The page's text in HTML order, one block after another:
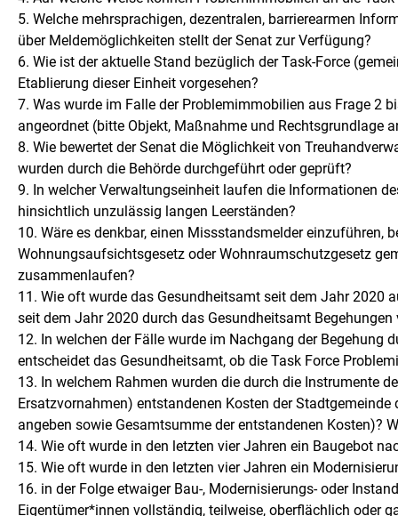
5. Welche mehrsprachigen, dezentralen, barrierearmen
über Meldemöglichkeiten stellt der Senat zur Verfügung?
6. Wie ist der aktuelle Stand bezüglich der Task-Force
Etablierung dieser Einheit vorgesehen?
7. Was wurde im Falle der Problemimmobilien aus Frage 2
angeordnet (bitte Objekt, Maßnahme und Rechtsgrundlage
8. Wie bewertet der Senat die Möglichkeit von
wurden durch die Behörde durchgeführt oder geprüft?
9. In welcher Verwaltungseinheit laufen die Informationen
hinsichtlich unzulässig langen Leerständen?
10. Wäre es denkbar, einen Missstandsmelder einzuführen,
Wohnungsaufsichtsgesetz oder Wohnraumschutzgesetz
zusammenlaufen?
11. Wie oft wurde das Gesundheitsamt seit dem Jahr
seit dem Jahr 2020 durch das Gesundheitsamt
12. In welchen der Fälle wurde im Nachgang der Begehung
entscheidet das Gesundheitsamt, ob die Task Force
13. In welchem Rahmen wurden die durch die Instrumente
Ersatzvornahmen) entstandenen Kosten der
angeben sowie Gesamtsumme der entstandenen Kosten)?
14. Wie oft wurde in den letzten vier Jahren ein Baugebot
15. Wie oft wurde in den letzten vier Jahren ein
16. in der Folge etwaiger Bau-, Modernisierungs- oder
Eigentümer*innen vollständig, teilweise, oberflächlich oder